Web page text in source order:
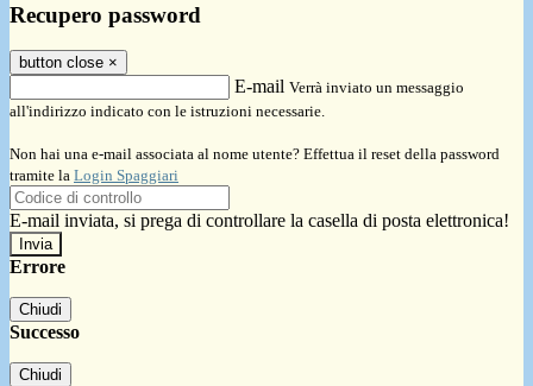
Recupero password
button close ×
E-mail Verrà inviato un messaggio
all'indirizzo indicato con le istruzioni necessarie.
Non hai una e-mail associata al nome utente? Effettua il reset della password
tramite la Login Spaggiari
E-mail inviata, si prega di controllare la casella di posta elettronica!
Errore
Chiudi
Successo
Chiudi